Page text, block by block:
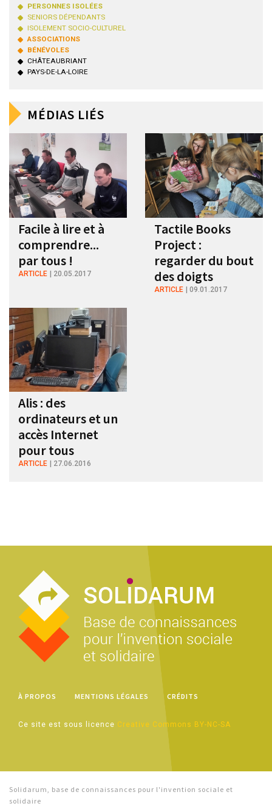
PERSONNES ISOLÉES
SENIORS DÉPENDANTS
ISOLEMENT SOCIO-CULTUREL
ASSOCIATIONS
BÉNÉVOLES
CHÂTEAUBRIANT
PAYS-DE-LA-LOIRE
MÉDIAS LIÉS
Facile à lire et à
comprendre...
par tous !
ARTICLE 20.05.2017
Tactile Books
Project :
regarder du bout
des doigts
ARTICLE 09.01.2017
Alis : des
ordinateurs et un
accès Internet
pour tous
ARTICLE 27.06.2016
À PROPOS MENTIONS LÉGALES CRÉDITS
Ce site est sous licence Creative Commons BY-NC-SA
Solidarum, base de connaissances pour l'invention sociale et
solidaire